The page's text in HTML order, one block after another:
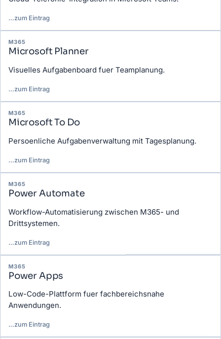
…zum Eintrag
M365
Microsoft Planner
Visuelles Aufgabenboard fuer Teamplanung.
…zum Eintrag
M365
Microsoft To Do
Persoenliche Aufgabenverwaltung mit Tagesplanung.
…zum Eintrag
M365
Power Automate
Workflow-Automatisierung zwischen M365- und
Drittsystemen.
…zum Eintrag
M365
Power Apps
Low-Code-Plattform fuer fachbereichsnahe
Anwendungen.
…zum Eintrag